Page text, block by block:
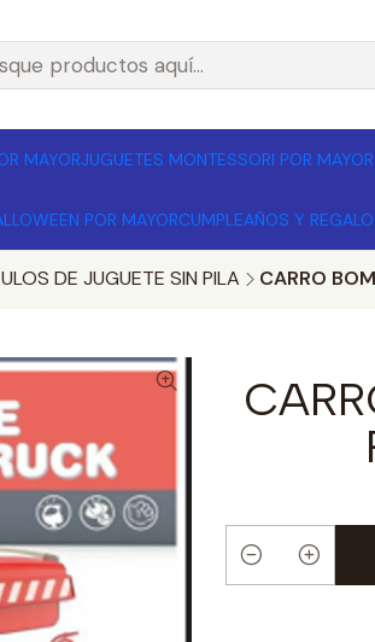
MAYORJUGUETES MONTESSORI POR MAYOR
POR MAYORCUMPLEAÑOS Y
DE JUGUETE SIN PILA CARRO
Cantidad